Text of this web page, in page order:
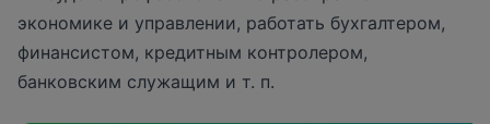
экономике и управлении, работать бухгалтером,
финансистом, кредитным контролером,
банковским служащим и т. п.